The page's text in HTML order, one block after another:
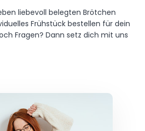
liebevoll belegten Brötchen
Frühstück bestellen für dein
Fragen? Dann setz dich mit uns